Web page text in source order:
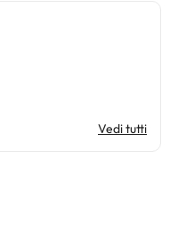
Vedi tutti